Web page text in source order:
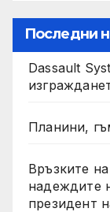
Последни
Dassault
Планини,
Връзките
надеждите
президент